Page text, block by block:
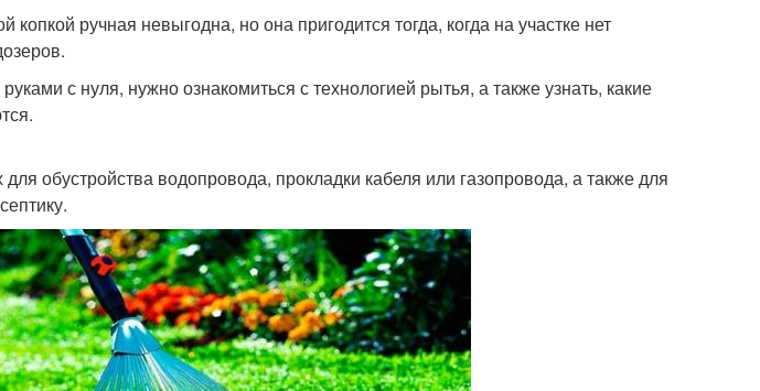
ручная невыгодна, но она пригодится тогда, когда на участке нет
с нуля, нужно ознакомиться с технологией рытья, а также узнать, какие
обустройства водопровода, прокладки кабеля или газопровода, а также для